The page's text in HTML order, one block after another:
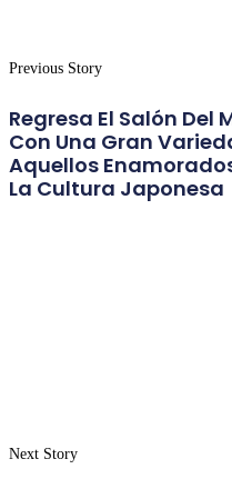
Previous Story
Regresa El Salón Del
Con Una Gran
Aquellos
La Cultura Japonesa
Next Story